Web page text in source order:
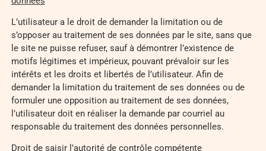
L’utilisateur a le droit de demander la limitation ou de
s’opposer au traitement de ses données par le site, sans que
le site ne puisse refuser, sauf à démontrer l’existence de
motifs légitimes et impérieux, pouvant prévaloir sur les
intérêts et les droits et libertés de l’utilisateur. Afin de
demander la limitation du traitement de ses données ou de
formuler une opposition au traitement de ses données,
l’utilisateur doit en réaliser la demande par courriel au
responsable du traitement des données personnelles.
Droit de saisir l’autorité de contrôle compétente